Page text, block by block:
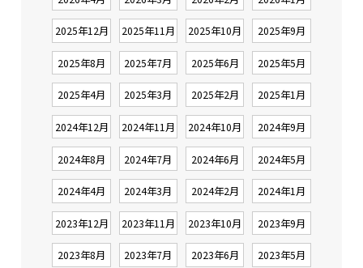
2025年12月 2025年11月 2025年10月 2025年9月
2025年8月 2025年7月 2025年6月 2025年5月
2025年4月 2025年3月 2025年2月 2025年1月
2024年12月 2024年11月 2024年10月 2024年9月
2024年8月 2024年7月 2024年6月 2024年5月
2024年4月 2024年3月 2024年2月 2024年1月
2023年12月 2023年11月 2023年10月 2023年9月
2023年8月 2023年7月 2023年6月 2023年5月